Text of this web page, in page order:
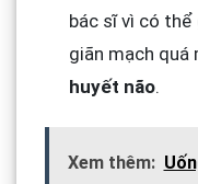
bác sĩ vì có
giãn mạch quá
huyết não.
Xem thêm: